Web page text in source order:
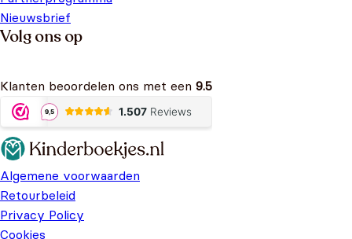
Nieuwsbrief
Volg ons op
Klanten beoordelen ons met een 9.5
Algemene voorwaarden
Retourbeleid
Privacy Policy
Cookies